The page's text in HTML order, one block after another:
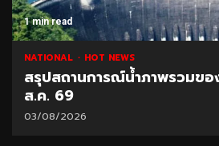
1 min read
NATIONAL HOT NEWS
สรุปสถานการณ์น้ำภาพรวมขอ
ส.ค. 69
03/08/2026